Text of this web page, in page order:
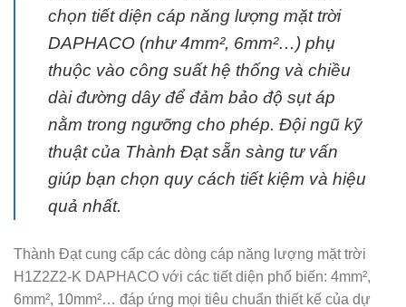
chọn tiết diện cáp năng lượng mặt trời
DAPHACO (như 4mm², 6mm²…) phụ
thuộc vào công suất hệ thống và chiều
dài đường dây để đảm bảo độ sụt áp
nằm trong ngưỡng cho phép. Đội ngũ kỹ
thuật của Thành Đạt sẵn sàng tư vấn
giúp bạn chọn quy cách tiết kiệm và hiệu
quả nhất.
Thành Đạt cung cấp các dòng cáp năng lượng mặt trời
H1Z2Z2-K DAPHACO với các tiết diện phổ biến: 4mm²,
6mm², 10mm²… đáp ứng mọi tiêu chuẩn thiết kế của dự